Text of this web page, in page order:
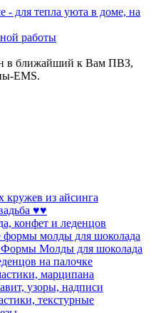
- для тепла уюта в доме, на
работы
в ближайший к Вам ПВЗ,
EMS.
кружев из айсинга
♥♥
конфет и леденцов
молды для шоколада
Формы Молды для шоколада
на палочке
марципана
узоры, надписи
текстурные